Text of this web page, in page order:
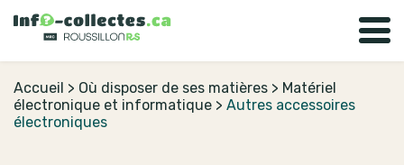
Accueil > Où disposer de ses matières > Matériel
électronique et informatique > Autres accessoires
électroniques